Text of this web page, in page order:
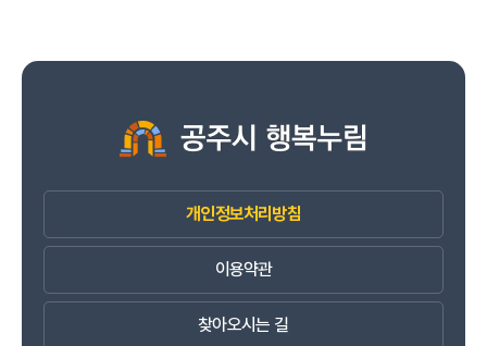
개인정보처리방침
이용약관
찾아오시는 길